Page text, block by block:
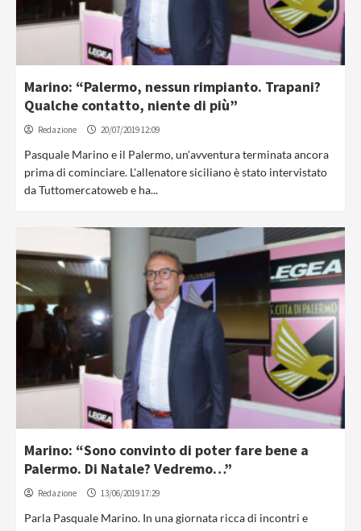
Marino: “Palermo, nessun rimpianto. Trapani?
Qualche contatto, niente di più”
Redazione 20/07/2019 12:09
Pasquale Marino e il Palermo, un'avventura terminata ancora
prima di cominciare. L'allenatore siciliano è stato intervistato
da Tuttomercatoweb e ha...
Marino: “Sono convinto di poter fare bene a
Palermo. Di Natale? Vedremo…”
Redazione 13/06/2019 17:29
Parla Pasquale Marino. In una giornata ricca di incontri e